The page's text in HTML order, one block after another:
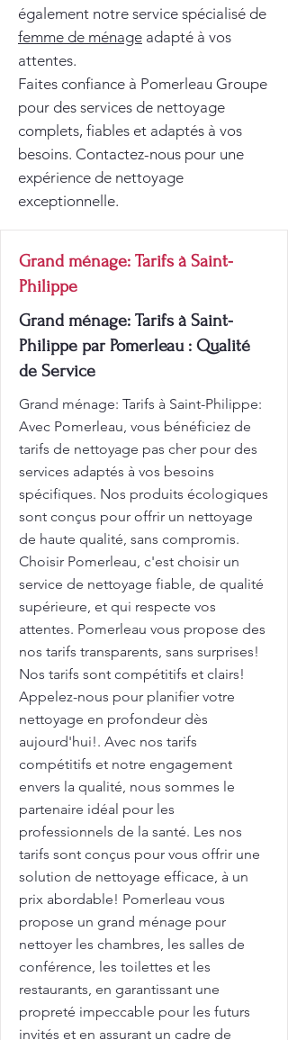
également notre service spécialisé de
femme de ménage adapté à vos
attentes.
Faites confiance à Pomerleau Groupe
pour des services de nettoyage
complets, fiables et adaptés à vos
besoins. Contactez-nous pour une
expérience de nettoyage
exceptionnelle.
Grand ménage: Tarifs à Saint-
Philippe
Grand ménage: Tarifs à Saint-
Philippe par Pomerleau : Qualité
de Service
Grand ménage: Tarifs à Saint-Philippe:
Avec Pomerleau, vous bénéficiez de
tarifs de nettoyage pas cher pour des
services adaptés à vos besoins
spécifiques. Nos produits écologiques
sont conçus pour offrir un nettoyage
de haute qualité, sans compromis.
Choisir Pomerleau, c'est choisir un
service de nettoyage fiable, de qualité
supérieure, et qui respecte vos
attentes. Pomerleau vous propose des
nos tarifs transparents, sans surprises!
Nos tarifs sont compétitifs et clairs!
Appelez-nous pour planifier votre
nettoyage en profondeur dès
aujourd'hui!. Avec nos tarifs
compétitifs et notre engagement
envers la qualité, nous sommes le
partenaire idéal pour les
professionnels de la santé. Les nos
tarifs sont conçus pour vous offrir une
solution de nettoyage efficace, à un
prix abordable! Pomerleau vous
propose un grand ménage pour
nettoyer les chambres, les salles de
conférence, les toilettes et les
restaurants, en garantissant une
propreté impeccable pour les futurs
invités et en assurant un cadre de